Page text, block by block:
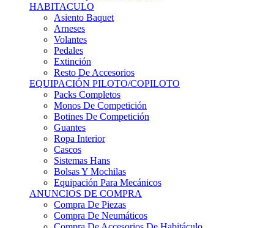
HABITACULO
Asiento Baquet
Arneses
Volantes
Pedales
Extinción
Resto De Accesorios
EQUIPACIÓN PILOTO/COPILOTO
Packs Completos
Monos De Competición
Botines De Competición
Guantes
Ropa Interior
Cascos
Sistemas Hans
Bolsas Y Mochilas
Equipación Para Mecánicos
ANUNCIOS DE COMPRA
Compra De Piezas
Compra De Neumáticos